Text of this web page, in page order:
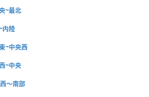
~最北
内陸
~中央西
~中央
〜南部